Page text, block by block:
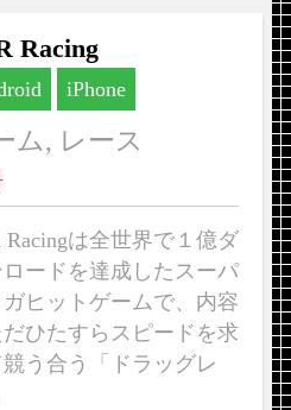
Racing
iPhone
ム, レース
Racingは全世界で１億ダ
ロードを達成したスーパ
ヒットゲームで、内容
ひたすらスピードを求
う合う「ドラッグレ